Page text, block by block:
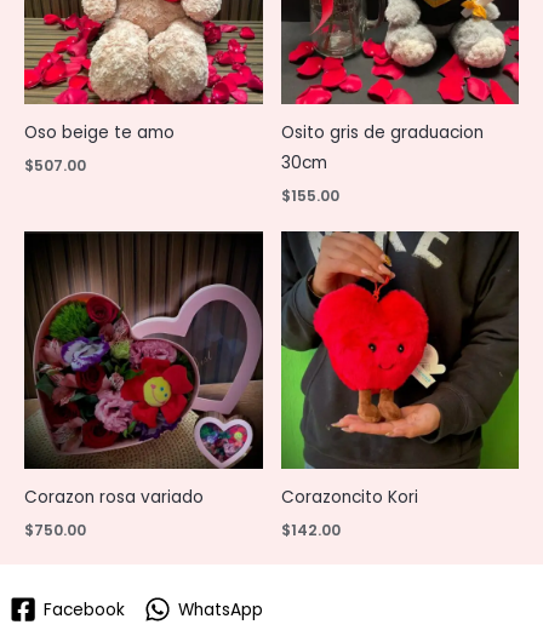
Oso beige te amo
$507.00
Osito gris de graduacion
30cm
$155.00
Corazon rosa variado
$750.00
Corazoncito Kori
$142.00
Facebook WhatsApp